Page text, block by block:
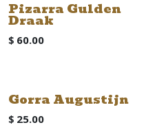
Pizarra Gulden
Draak
$ 60.00
Gorra Augustijn
$ 25.00